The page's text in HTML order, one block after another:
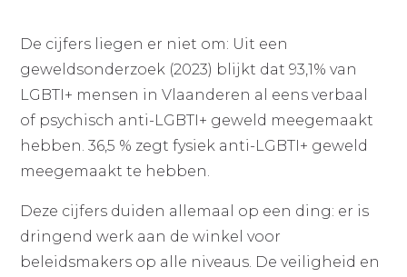
De cijfers liegen er niet om: Uit een
geweldsonderzoek (2023) blijkt dat 93,1% van
LGBTI+ mensen in Vlaanderen al eens verbaal
of psychisch anti-LGBTI+ geweld meegemaakt
hebben. 36,5 % zegt fysiek anti-LGBTI+ geweld
meegemaakt te hebben.
Deze cijfers duiden allemaal op een ding: er is
dringend werk aan de winkel voor
beleidsmakers op alle niveaus. De veiligheid en